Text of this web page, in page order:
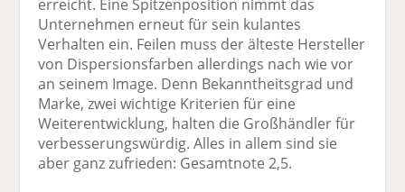
erreicht. Eine Spitzenposition nimmt das
Unternehmen erneut für sein kulantes
Verhalten ein. Feilen muss der älteste Hersteller
von Dispersionsfarben allerdings nach wie vor
an seinem Image. Denn Bekanntheitsgrad und
Marke, zwei wichtige Kriterien für eine
Weiterentwicklung, halten die Großhändler für
verbesserungswürdig. Alles in allem sind sie
aber ganz zufrieden: Gesamtnote 2,5.